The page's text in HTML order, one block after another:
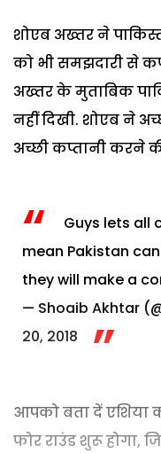
शोएब अख्तर ने
को भी समझदारी से
अख्तर के मुताबिक
नहीं दिखी. शोएब ने
अच्छी कप्तानी करने
Guys lets all
mean Pakistan
they will make a
— Shoaib Akhtar
20, 2018
आपको बता दें एशिया
फोर राउंड शुरू होगा,